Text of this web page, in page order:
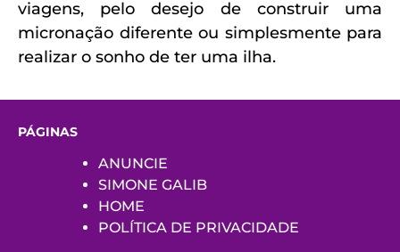
viagens, pelo desejo de construir uma
micronação diferente ou simplesmente para
realizar o sonho de ter uma ilha.
PÁGINAS
ANUNCIE
SIMONE GALIB
HOME
POLÍTICA DE PRIVACIDADE